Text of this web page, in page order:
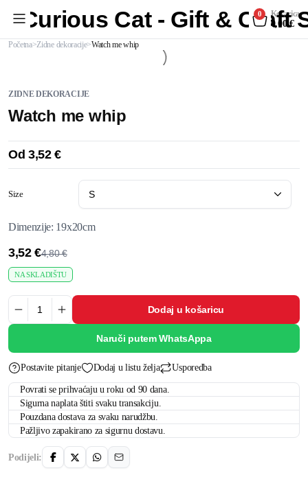
Curious Cat - Gift & Craft
0 Košarica
0,00€
Početna Zidne dekoracije Watch me whip
ZIDNE DEKORACIJE
Watch me whip
Od 3,52€
Size
Dimenzije: 19x20cm
4,80€
3,52€
NA SKLADIŠTU
Dodaj u košaricu
Naruči putem WhatsAppa
Postavite pitanje Dodaj u listu želja Usporedba
Povrati se prihvaćaju u roku od 90 dana.
Sigurna naplata štiti svaku transakciju.
Pouzdana dostava za svaku narudžbu.
Pažljivo zapakirano za sigurnu dostavu.
Podijeli: